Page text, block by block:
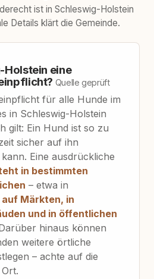
ist in Schleswig-Holstein
Details klärt die Gemeinde.
Holstein eine
Quelle geprüft
für alle Hunde im
in Schleswig-Holstein
gilt: Ein Hund ist so zu
sicher auf ihn
Eine ausdrückliche
in bestimmten
– etwa in
Märkten, in
und in öffentlichen
hinaus können
weitere örtliche
– achte auf die